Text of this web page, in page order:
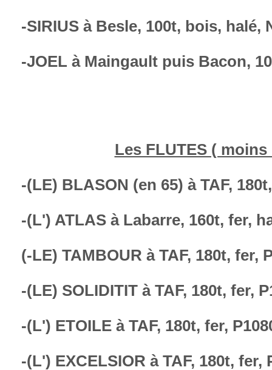
-SIRIUS à Besle, 100t, bois, halé,
-JOEL à Maingault puis Bacon,
Les FLUTES (
-(LE) BLASON (en 65) à TAF,
-(L') ATLAS à Labarre, 160t, fer,
(-LE) TAMBOUR à TAF, 180t, fer,
-(LE) SOLIDITIT à TAF, 180t, fer,
-(L') ETOILE à TAF, 180t, fer,
-(L') EXCELSIOR à TAF, 180t, fer,